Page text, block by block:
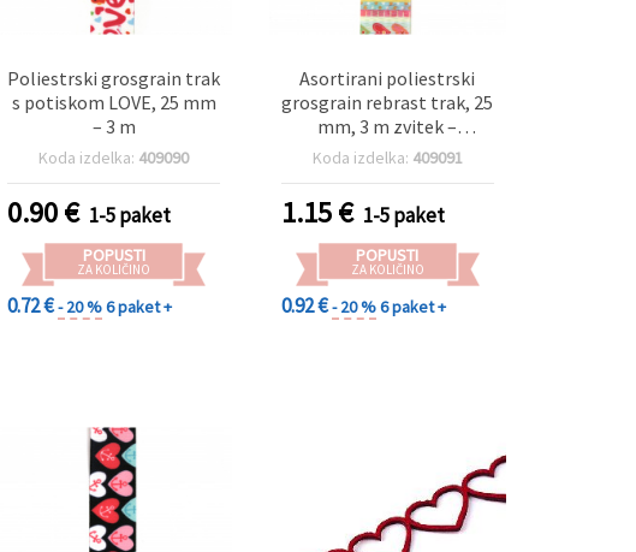
Poliestrski grosgrain trak
s potiskom LOVE, 25 mm
– 3 m
Koda izdelka: 409090
0.90€ 1-5 paket
POPUSTI
ZA KOLIČINO
0.72 €- 20 %6 paket +
Asortirani poliestrski
grosgrain rebrast trak, 25
mm, 3 m zvitek –
dekorativni trak za
scrapbooking in ročna
dela
Koda izdelka: 409091
1.15€ 1-5 paket
POPUSTI
ZA KOLIČINO
0.92 €- 20 %6 paket +